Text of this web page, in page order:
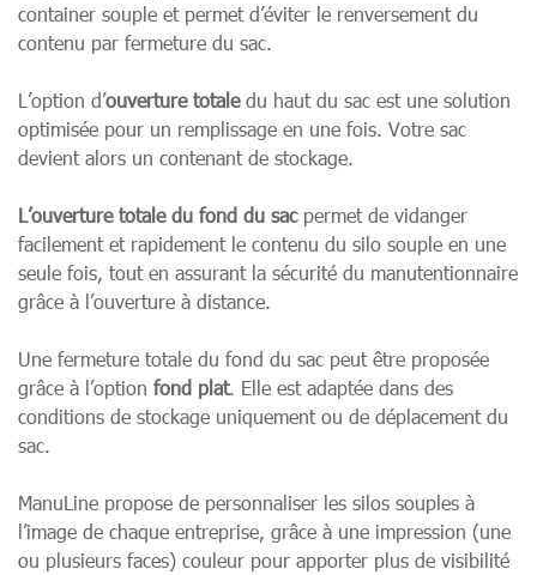
container souple et permet d’éviter le renversement du
contenu par fermeture du sac.
L’option d’ouverture totaledu haut du sac est une solution
optimisée pour un remplissage en une fois. Votre sac
devient alors un contenant de stockage.
L’ouverture totale du fond du sac permet de vidanger
facilement et rapidement le contenu du silo souple en une
seule fois, tout en assurant la sécurité du manutentionnaire
grâce à l’ouverture à distance.
Une fermeture totale du fond du sac peut être proposée
grâce à l’option fond plat. Elle est adaptée dans des
conditions de stockage uniquement ou de déplacement du
sac.
ManuLine propose de personnaliser les silos souples à
l’image de chaque entreprise, grâce à une impression (une
ou plusieurs faces) couleur pour apporter plus de visibilité